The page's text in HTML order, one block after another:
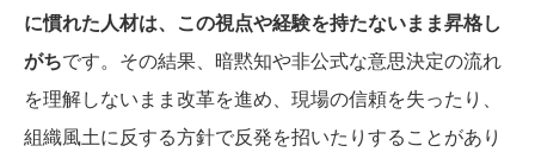
に慣れた人材は、この視点や経験を持たないまま昇格し
がちです。その結果、暗黙知や非公式な意思決定の流れ
を理解しないまま改革を進め、現場の信頼を失ったり、
組織風土に反する方針で反発を招いたりすることがあり